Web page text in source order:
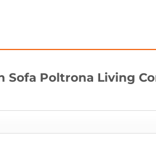
Sofa Poltrona Living